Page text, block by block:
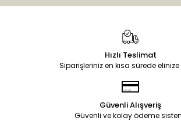
Hızlı Teslimat
Siparişleriniz en kısa sürede elinize
Güvenli Alışveriş
Güvenli ve kolay ödeme